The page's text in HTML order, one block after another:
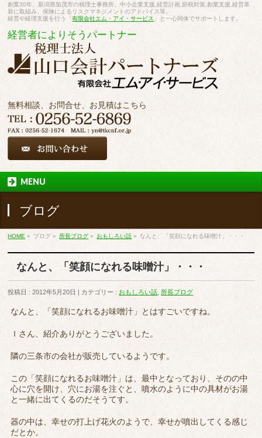
創業30年、新潟県加茂市の税理士事務所。中小企業支援,経営計画,節税対策,創業支援,経営革
新に取組み、保険によるリスクマネジメントのアドバイス等。
経営や経理支援を行う「有限会社エム・アイ・サービス 」と一心同体でサポートします。
経営者によりそうパートナー
無料相談、お問合せ、お見積はこちら
MENU
ブログ
HOME » ブログ » 所長ブログ » おもしろい話 » なんと、「笑顔になれる味噌汁」・・・
なんと、「笑顔になれる味噌汁」・・・
投稿日 : 2012年5月20日 カテゴリー : おもしろい話 所長ブログ
なんと、「笑顔になれるお味噌汁」とはすごいですね。
Ｉさん、紹介ありがとうございました。
隣の三条市の会社が販売しているようです。
この「笑顔になれるお味噌汁」は、最中となっており、そのの中
心に穴を開け、穴にお湯を注ぐと、噴水のように中の具材がお湯
と一緒に出てくるのだそうてす。
器の中は、幸せの打上げ花火のようで、幸せが噴出してくる感じ
だとか。